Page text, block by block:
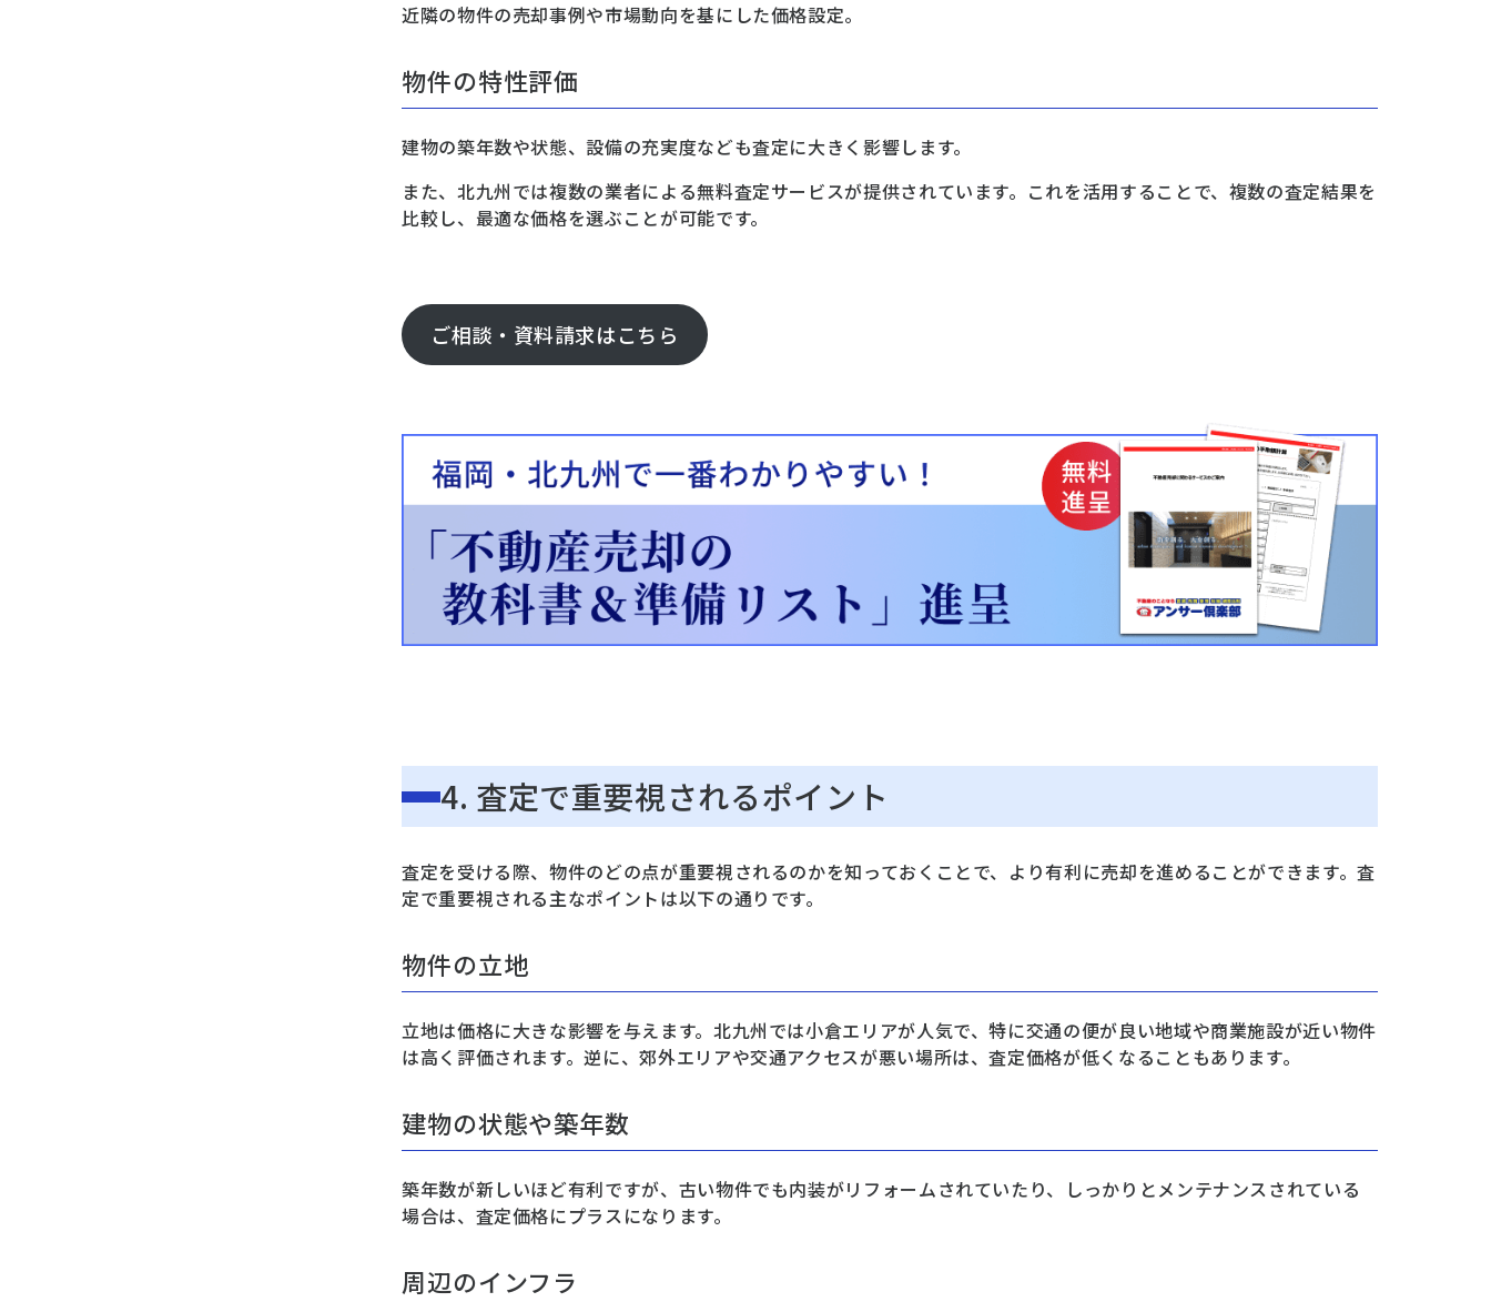
近隣の物件の売却事例や市場動向を基にした価格設定。
物件の特性評価
建物の築年数や状態、設備の充実度なども査定に大きく影響します。
また、北九州では複数の業者による無料査定サービスが提供されています。これを活用することで、複数の査定結果を
比較し、最適な価格を選ぶことが可能です。
ご相談・資料請求はこちら
4. 査定で重要視されるポイント
査定を受ける際、物件のどの点が重要視されるのかを知っておくことで、より有利に売却を進めることができます。査
定で重要視される主なポイントは以下の通りです。
物件の立地
立地は価格に大きな影響を与えます。北九州では小倉エリアが人気で、特に交通の便が良い地域や商業施設が近い物件
は高く評価されます。逆に、郊外エリアや交通アクセスが悪い場所は、査定価格が低くなることもあります。
建物の状態や築年数
築年数が新しいほど有利ですが、古い物件でも内装がリフォームされていたり、しっかりとメンテナンスされている
場合は、査定価格にプラスになります。
周辺のインフラ